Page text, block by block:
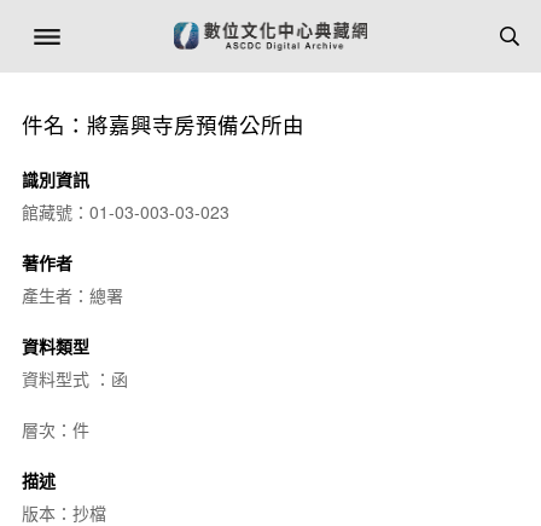
件名：將嘉興寺房預備公所由
識別資訊
館藏號：01-03-003-03-023
著作者
產生者：總署
資料類型
資料型式 ：函
層次：件
描述
版本：抄檔